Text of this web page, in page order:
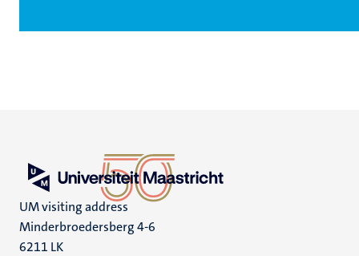
UM visiting address
Minderbroedersberg 4-6
6211 LK